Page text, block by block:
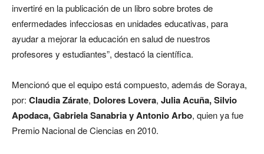
invertiré en la publicación de un libro sobre brotes de
enfermedades infecciosas en unidades educativas, para
ayudar a mejorar la educación en salud de nuestros
profesores y estudiantes”, destacó la científica.
Mencionó que el equipo está compuesto, además de Soraya,
por: Claudia Zárate, Dolores Lovera, Julia Acuña, Silvio
Apodaca, Gabriela Sanabria y Antonio Arbo, quien ya fue
Premio Nacional de Ciencias en 2010.